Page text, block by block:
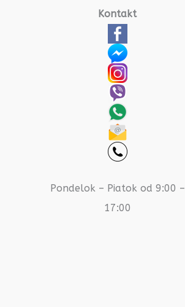
Kontakt
Pondelok – Piatok od 9:00 –
17:00